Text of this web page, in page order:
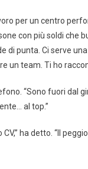
per un centro
con più soldi che
di punta. Ci serve
un team. Ti ho
“Sono fuori dal
al top.”
ha detto. “Il